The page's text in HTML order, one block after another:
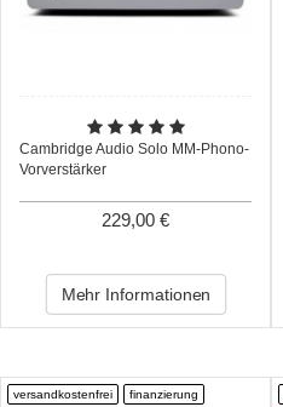
Cambridge Audio Solo MM-Phono-
Vorverstärker
229,00 €
Mehr Informationen
versandkostenfrei finanzierung